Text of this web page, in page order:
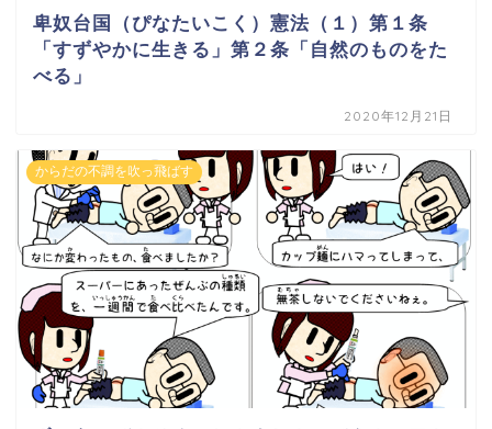
卑奴台国（ぴなたいこく）憲法（１）第１条
「すずやかに生きる」第２条「自然のものをた
べる」
2020年12月21日
からだの不調を吹っ飛ばす